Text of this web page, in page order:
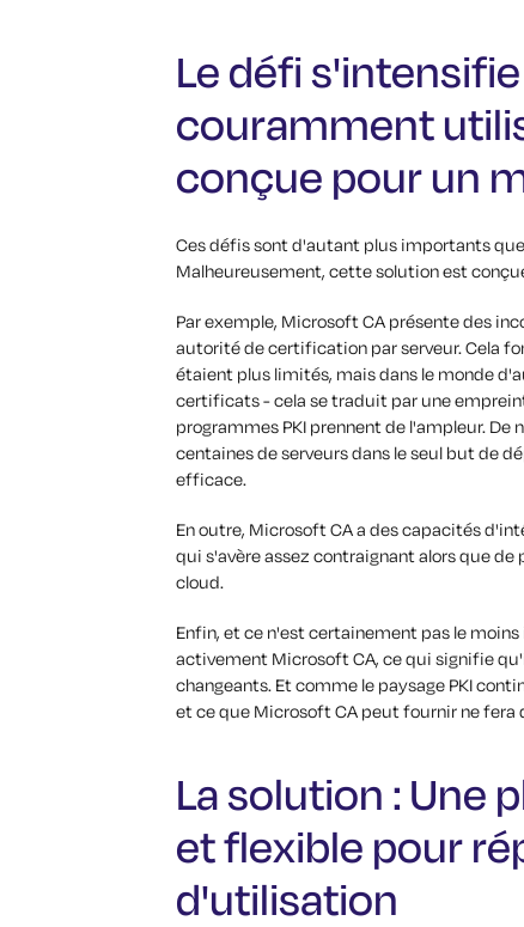
Le défi
couramment
conçue pour un
Ces défis sont d'autant plus importants
Malheureusement, cette solution est
Par exemple, Microsoft CA présente des
autorité de certification par serveur. Cela
étaient plus limités, mais dans le monde
certificats - cela se traduit par une
programmes PKI prennent de l'ampleur.
centaines de serveurs dans le seul but de
efficace.
En outre, Microsoft CA a des capacités
qui s'avère assez contraignant alors que
cloud.
Enfin, et ce n'est certainement pas le
activement Microsoft CA, ce qui signifie
changeants. Et comme le paysage PKI
et ce que Microsoft CA peut fournir ne fera
La solution : Une
et flexible pour
d'utilisation